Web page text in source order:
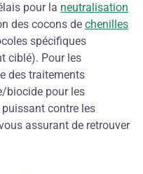
pour la neutralisation
des cocons de chenilles
spécifiques
ciblé). Pour les
des traitements
biocide pour les
contre les
assurant de retrouver